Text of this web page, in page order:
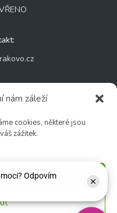
nám záleží
cookies, některé jsou
zážitek.